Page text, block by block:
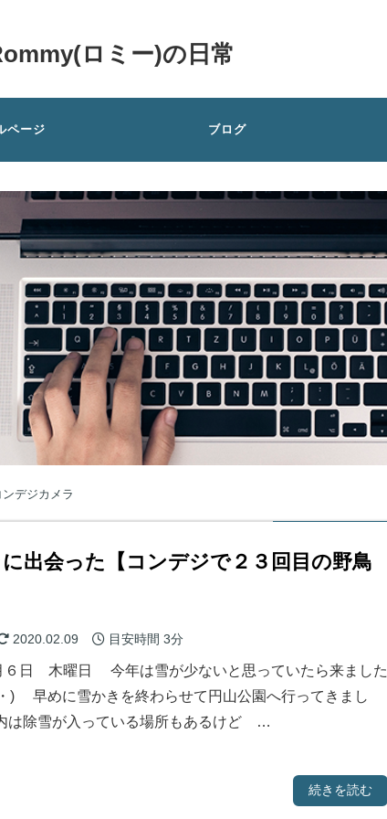
ロミー)の日常
ページ ブログ
デジカメラ
出会った【コンデジで２３回目の野鳥
2020.02.09 目安時間 3分
６日 木曜日 今年は雪が少ないと思っていたら来ました
) 早めに雪かきを終わらせて円山公園へ行ってきまし
除雪が入っている場所もあるけど …
続きを読む